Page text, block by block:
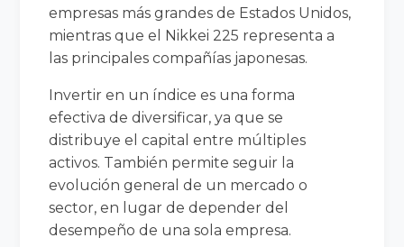
empresas más grandes de Estados Unidos,
mientras que el Nikkei 225 representa a
las principales compañías japonesas.
Invertir en un índice es una forma
efectiva de diversificar, ya que se
distribuye el capital entre múltiples
activos. También permite seguir la
evolución general de un mercado o
sector, en lugar de depender del
desempeño de una sola empresa.